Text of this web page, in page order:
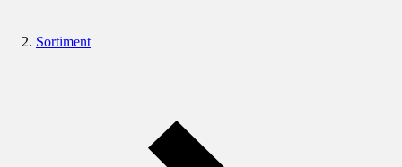
Sortiment